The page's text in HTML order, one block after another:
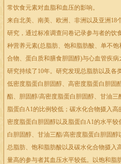
常饮食元素对血脂和血压的影响。
来自北美、南美、欧洲、非洲以及亚洲18
研究，通过标准调查问卷记录参与者的饮
种营养元素(总脂肪、饱和脂肪酸、单不
合物、蛋白质和膳食胆固醇)与心血管疾病
研究持续了10年。研究发现总脂肪以及各
低密度脂蛋白胆固醇、高密度脂蛋白胆固
酯、胆固醇/高密度脂蛋白胆固醇、甘油
脂蛋白A1的比例较低；碳水化合物摄入
密度脂蛋白胆固醇以及脂蛋白A1的水平
白胆固醇、甘油三酯/高密度脂蛋白胆固醇
总脂肪、饱和脂肪酸以及碳水化合物摄入
量高的参与者其血压水平较低。以饱和脂